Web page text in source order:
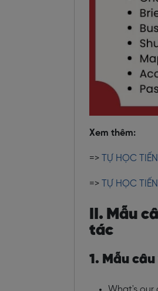
Xem thêm:
=> TỰ HỌC
=> TỰ HỌC
II. Mẫu
tác
1. Mẫu